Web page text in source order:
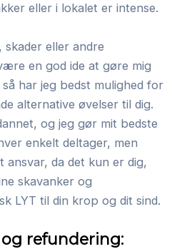
eller i lokalet er intense.
skader eller andre
en god ide at gøre mig
har jeg bedst mulighed for
alternative øvelser til dig.
og jeg gør mit bedste
enkelt deltager, men
ansvar, da det kun er dig,
skavanker og
LYT til din krop og dit sind.
refundering: